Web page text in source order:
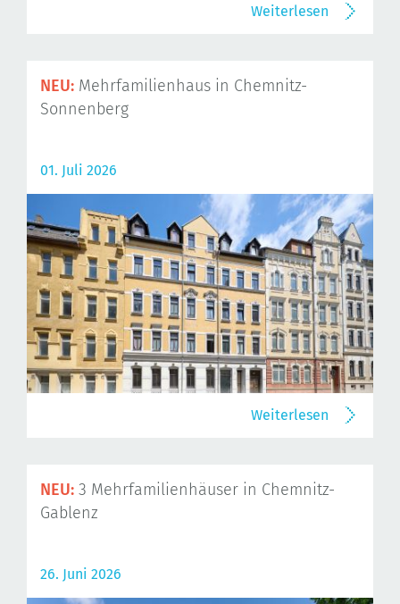
Weiterlesen
NEU: Mehrfamilienhaus in Chemnitz-
Sonnenberg
01. Juli 2026
Weiterlesen
NEU: 3 Mehrfamilienhäuser in Chemnitz-
Gablenz
26. Juni 2026